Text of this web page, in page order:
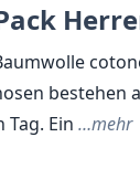
bestehen
Tag. Ein …mehr